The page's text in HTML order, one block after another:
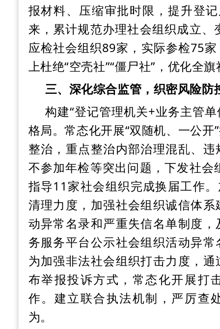
报材料、压缩审批时限，提升登
来，累计规范办理社会组织成立
应检社会组织89家，实际参检75
上杜绝“空壳社”“僵尸社”，优化全
三、深化综合监管，织密风险防
构建“登记管理机关+业务主管
格局。常态化开展“双随机、一公开
整治，重点整治内部治理混乱、
不参加年检等突出问题，下发社
指导11家社会组织完成换届工作
清理力度，加强社会组织诚信体
动异常名录和严重失信名单制度
务服务平台公示社会组织活动异
为加强非法社会组织打击力度，
布举报投诉方式，常态化开展打
作。建立联合执法机制，严厉查
为。